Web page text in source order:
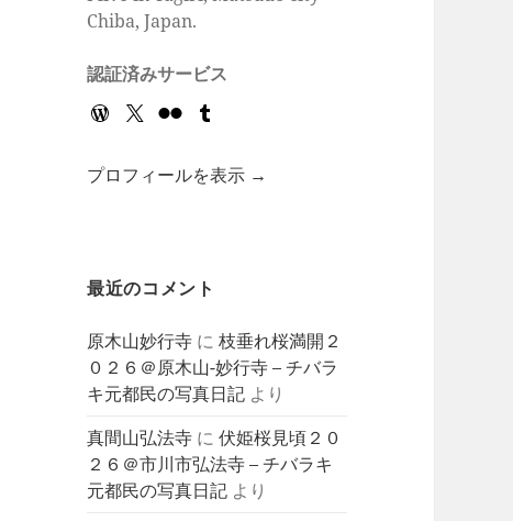
Chiba, Japan.
認証済みサービス
プロフィールを表示 →
最近のコメント
原木山妙行寺 に枝垂れ桜満開２
０２６＠原木山-妙行寺 – チバラ
キ元都民の写真日記 より
真間山弘法寺 に伏姫桜見頃２０
２６＠市川市弘法寺 – チバラキ
元都民の写真日記 より